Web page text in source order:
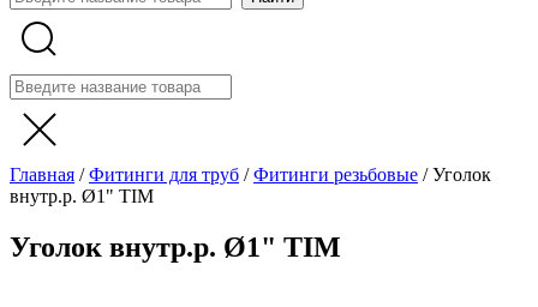
Главная /Фитинги для труб /Фитинги резьбовые /Уголок
внутр.р. Ø1" TIM
Уголок внутр.р. Ø1" TIM